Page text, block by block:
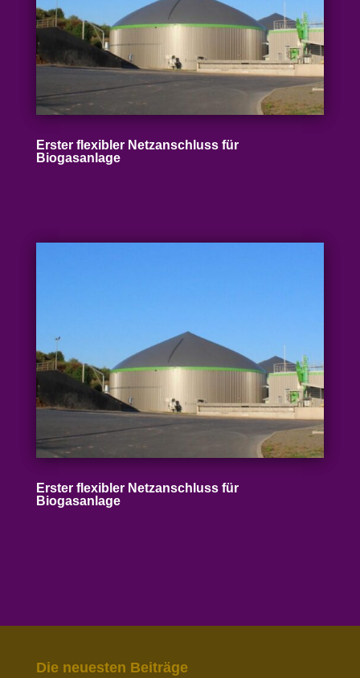
Erster flexibler Netz­an­schluss für
Biogasanlage
Erster flexibler Netz­an­schluss für
Biogasanlage
Die neuesten Beiträge